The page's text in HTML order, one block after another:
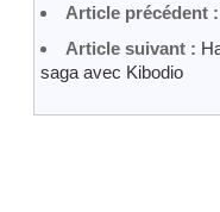
Article précédent :
Article suivant :
saga avec Kibodio